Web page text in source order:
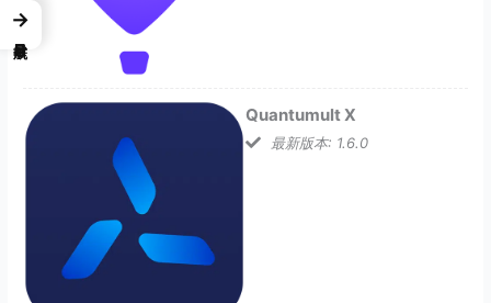
Quantumult X
最新版本: 1.6.0
→